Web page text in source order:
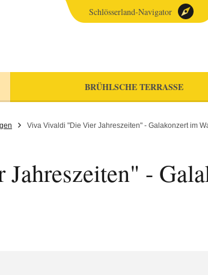
BRÜHLSCHE TERRASSE
Schlösserland-Navigator
Viva Vivaldi "Die Vier Jahreszeiten" - Galakonzert im
-